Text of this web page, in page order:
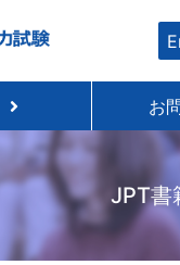
お
JPT書